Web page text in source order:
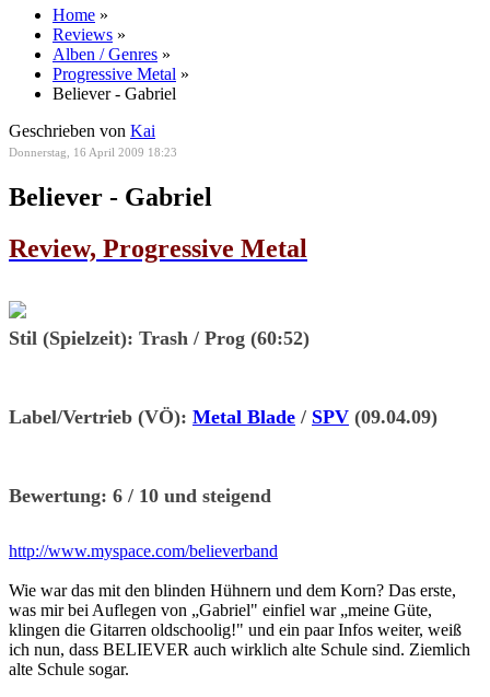
Home »
Reviews »
Alben / Genres »
Progressive Metal »
Believer - Gabriel
Geschrieben von Kai
Donnerstag, 16 April 2009 18:23
Believer - Gabriel
Review, Progressive Metal
Stil (Spielzeit): Trash / Prog (60:52)
Label/Vertrieb (VÖ): Metal Blade / SPV (09.04.09)
Bewertung: 6 / 10 und steigend
http://www.myspace.com/believerband
Wie war das mit den blinden Hühnern und dem Korn? Das erste,
was mir bei Auflegen von „Gabriel" einfiel war „meine Güte,
klingen die Gitarren oldschoolig!" und ein paar Infos weiter, weiß
ich nun, dass BELIEVER auch wirklich alte Schule sind. Ziemlich
alte Schule sogar.